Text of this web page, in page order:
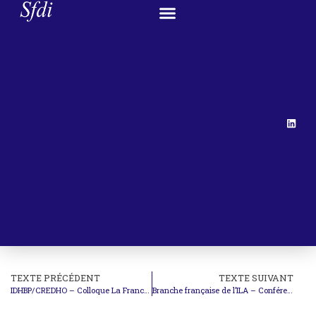
TEXTE PRÉCÉDENT
IDHBP/CREDHO – Colloque La France et la Cour européenne des droits de l’homme
TEXTE SUIVANT
Branche française de l’ILA – Conférence Actions collectives et contentieux de masse dans les litiges financiers internationaux